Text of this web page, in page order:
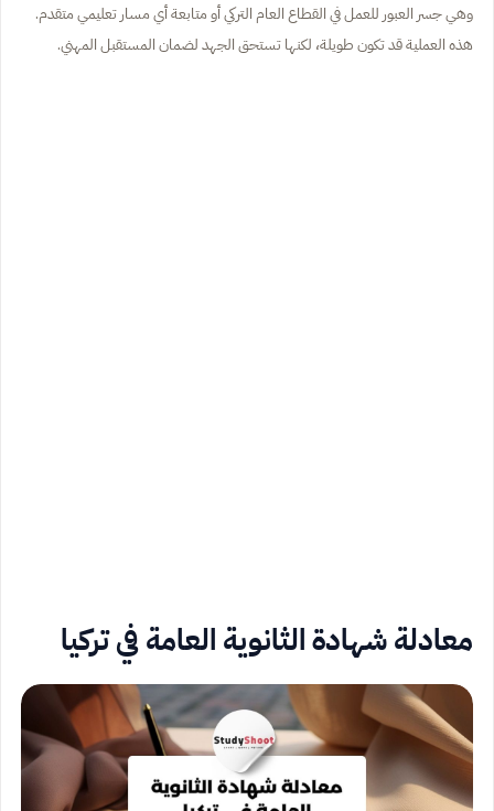
وهي جسر العبور للعمل في القطاع العام التركي أو متابعة أي مسار تعليمي متقدم.
هذه العملية قد تكون طويلة، لكنها تستحق الجهد لضمان المستقبل المهني.
معادلة شهادة الثانوية العامة في تركيا